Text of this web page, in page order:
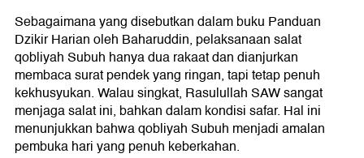
Sebagaimana yang disebutkan dalam buku Panduan
Dzikir Harian oleh Baharuddin, pelaksanaan salat
qobliyah Subuh hanya dua rakaat dan dianjurkan
membaca surat pendek yang ringan, tapi tetap penuh
kekhusyukan. Walau singkat, Rasulullah SAW sangat
menjaga salat ini, bahkan dalam kondisi safar. Hal ini
menunjukkan bahwa qobliyah Subuh menjadi amalan
pembuka hari yang penuh keberkahan.